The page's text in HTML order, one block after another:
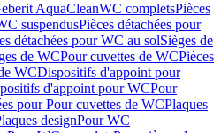
AquaCleanWC completsPièces
suspendusPièces détachées pour
détachées pour WC au solSièges de
de WCPour cuvettes de WCPièces
WCDispositifs d'appoint pour
d'appoint pour WCPour
pour Pour cuvettes de WCPlaques
designPour WC